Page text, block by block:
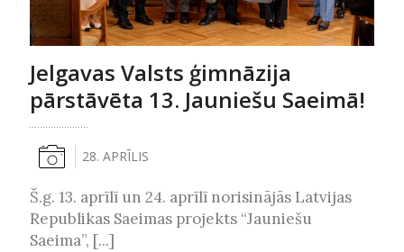
Jelgavas Valsts ģimnāzija
pārstāvēta 13. Jauniešu Saeimā!
28. APRĪLIS
Š.g. 13. aprīlī un 24. aprīlī norisinājās Latvijas
Republikas Saeimas projekts “Jauniešu
Saeima”, [...]